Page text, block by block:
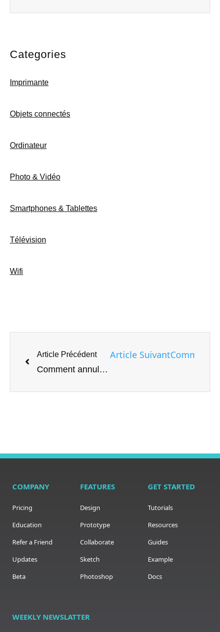
Categories
Imprimante
Objets connectés
Ordinateur
Photo & Vidéo
Smartphones & Tablettes
Télévision
Wifi
Article Précédent
Comment annuler et refaire votre tape dans GBORD pour Android
Article SuivantComment
COMPANY
Pricing
Education
Refer a Friend
Updates
Beta
FEATURES
Design
Prototype
Collaborate
Sketch
Photoshop
GET STARTED
Tutorials
Resources
Guides
Example
Docs
WEEKLY NEWSLATTER